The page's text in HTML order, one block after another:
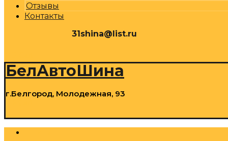
Отзывы
Контакты
31shina@list.ru
БелАвтоШина
г.Белгород, Молодежная, 93